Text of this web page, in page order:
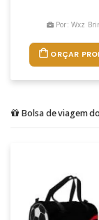
Por: Wxz
ORÇAR
Bolsa de viagem